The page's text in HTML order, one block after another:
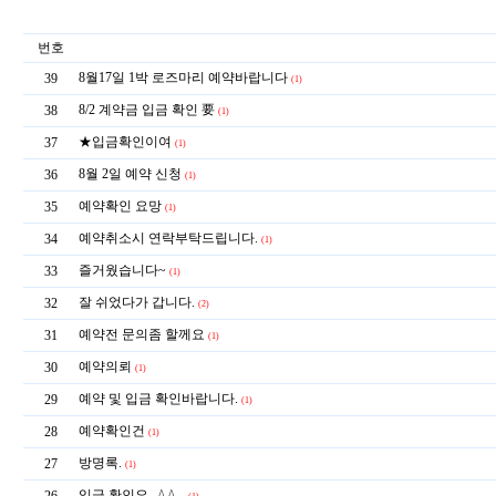
번호
39
8월17일 1박 로즈마리 예약바랍니다 (1)
38 8/2 계약금 입금 확인 要 (1)
37 ★입금확인이여 (1)
36 8월 2일 예약 신청 (1)
35 예약확인 요망 (1)
34 예약취소시 연락부탁드립니다. (1)
33 즐거웠습니다~ (1)
32 잘 쉬었다가 갑니다. (2)
31 예약전 문의좀 할께요 (1)
30 예약의뢰 (1)
29 예약 및 입금 확인바랍니다. (1)
28 예약확인건 (1)
27 방명록. (1)